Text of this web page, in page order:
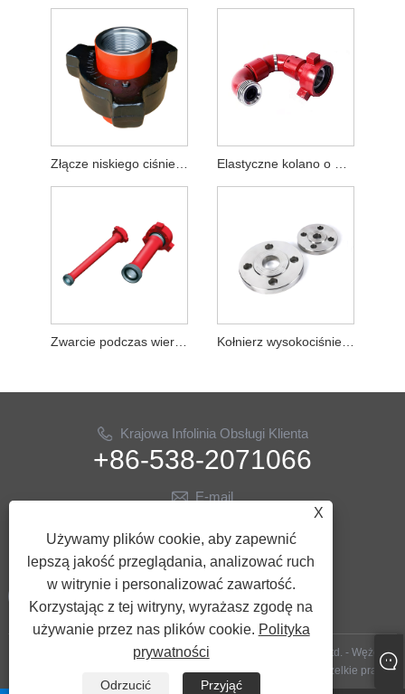
Złącze niskiego ciśnienia do wiercenia ropy naftowej Elastyczne kolano o wysokiej wytrzymałości do wiercenia w oleju
Zwarcie podczas wiercenia ropy Kołnierz wysokociśnieniowy do wiercenia oleju
Krajowa Infolinia Obsługi Klienta
+86-538-2071066
E-mail
PODĄŻAJ ZA NAMI
Copyright © 2023 Shandong Yitai Hydraulic Technology Co., Ltd. - Węże
wiertnicze, węże hydrauliczne, akcesoria do wiercenia ropy - Wszelkie prawa
zastrzeżone.
X
Używamy plików cookie, aby zapewnić
lepszą jakość przeglądania, analizować ruch
w witrynie i personalizować zawartość.
Korzystając z tej witryny, wyrażasz zgodę na
używanie przez nas plików cookie. Polityka
prywatności
Odrzucić Przyjąć